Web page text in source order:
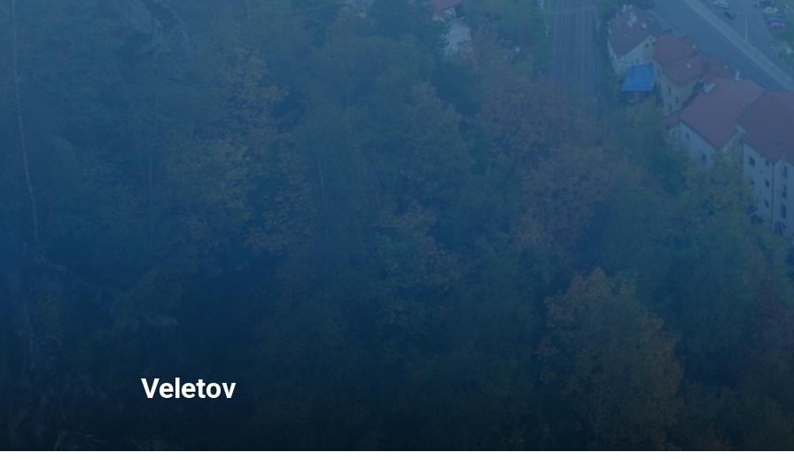
Veletov